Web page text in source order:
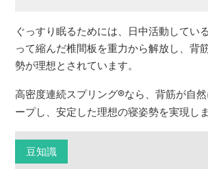
ぐっすり眠るためには、日中活動してい
って縮んだ椎間板を重力から解放し、背
勢が理想とされています。
高密度連続スプリング®なら、背筋が自
ープし、安定した理想の寝姿勢を実現しま
豆知識